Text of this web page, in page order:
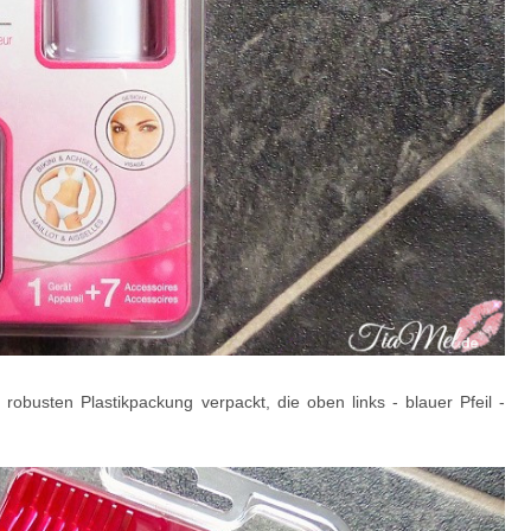
Plastikpackung verpackt, die oben links - blauer Pfeil -